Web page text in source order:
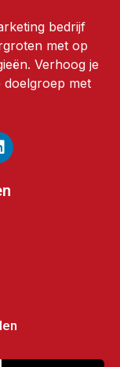
bedrijf
met op
Verhoog je
doelgroep met